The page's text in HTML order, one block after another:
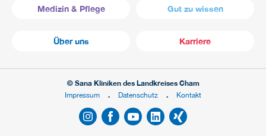
Medizin & Pflege Gut zu wissen
Über uns Karriere
© Sana Kliniken des Landkreises Cham
Impressum
Datenschutz Kontakt